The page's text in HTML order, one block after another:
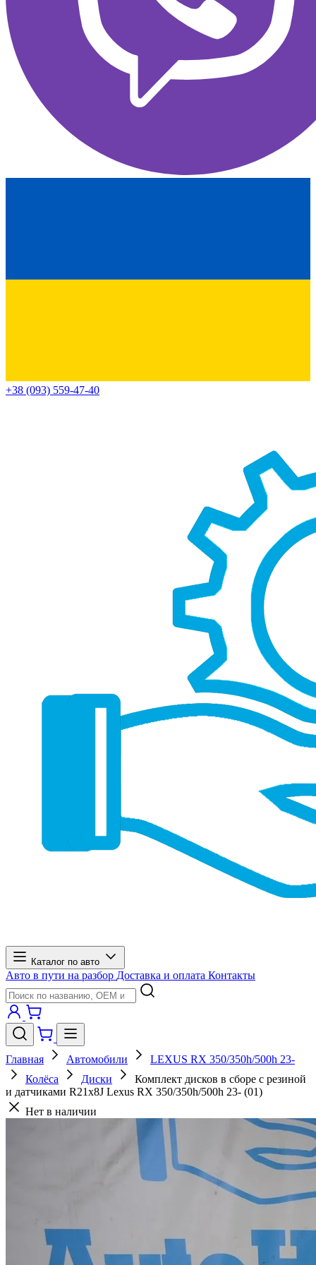
+38 (093) 559-47-40
Каталог по авто
Авто в пути на разбор Доставка и оплата Контакты
Главная Автомобили
LEXUS RX 350/350h/500h 23-
Колёса
Диски
Комплект дисков в сборе с резиной
и датчиками R21х8J Lexus RX 350/350h/500h 23- (01)
Нет в наличии